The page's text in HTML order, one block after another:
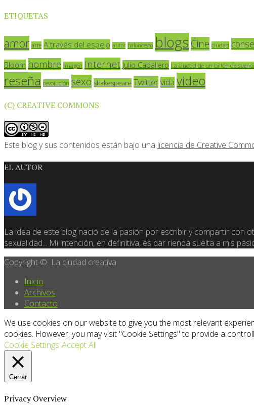
ETIQUETAS
amor arte A través del espejo autor baloncesto blogs Cine ciudad
Bloom hombre imagen Internet Julio Caballero La ciudad de un billón de
reseña revolución sexo shakespeare Twittervida video
(C) CREATIVE COMMONS
Este blog y sus contenidos están bajo una licencia de Creative
EL AUTOR
La idea de este blog nació de la pasión por escribir y compartir con
sexualidad... Mi intención, en definitiva, es dar rienda suelta a mis
Copyright © La ciudad creativa
Inicio
Archivos
Contacto
We use cookies on our website to give you the most relevant
cookies. However, you may visit "Cookie Settings" to provide a
Cookie Settings Accept All
Cerrar
Privacy Overview